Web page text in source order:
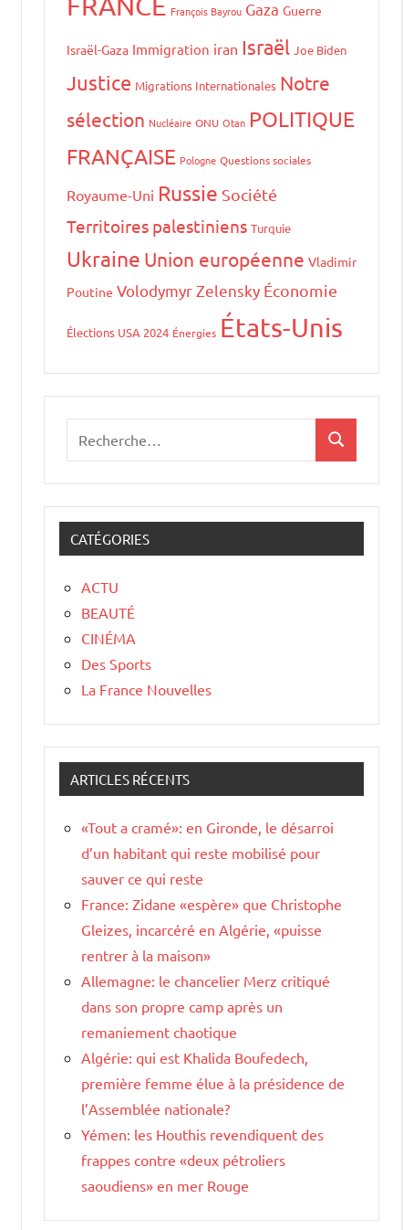
François Bayrou Gaza Guerre
Israël-Gaza Immigration iran Israël Joe Biden
Justice Migrations Internationales Notre
sélection Nucléaire ONU Otan POLITIQUE
FRANÇAISE Pologne Questions sociales
Royaume-Uni Russie Société
Territoires palestiniens Turquie
Ukraine Union européenne Vladimir
Poutine Volodymyr Zelensky Économie
Élections USA 2024 Énergies États-Unis
CATÉGORIES
ACTU
BEAUTÉ
CINÉMA
Des Sports
La France Nouvelles
ARTICLES RÉCENTS
«Tout a cramé»: en Gironde, le désarroi
d’un habitant qui reste mobilisé pour
sauver ce qui reste
France: Zidane «espère» que Christophe
Gleizes, incarcéré en Algérie, «puisse
rentrer à la maison»
Allemagne: le chancelier Merz critiqué
dans son propre camp après un
remaniement chaotique
Algérie: qui est Khalida Boufedech,
première femme élue à la présidence de
l’Assemblée nationale?
Yémen: les Houthis revendiquent des
frappes contre «deux pétroliers
saoudiens» en mer Rouge